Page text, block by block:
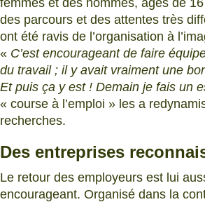
femmes et des hommes, âgés de
des parcours et des attentes très
ont été ravis de l’organisation à
« C’est encourageant de faire
du travail ; il y avait vraiment une
Et puis ça y est ! Demain je fais un
« course à l’emploi » les a
recherches.
Des entreprises
Le retour des employeurs est lui
encourageant. Organisé dans la